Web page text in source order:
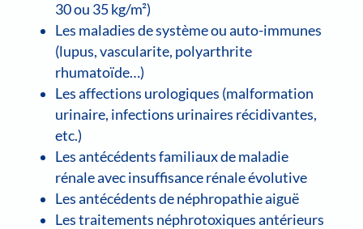
30 ou 35 kg/m²)
Les maladies de système ou auto-immunes
(lupus, vascularite, polyarthrite
rhumatoïde…)
Les affections urologiques (malformation
urinaire, infections urinaires récidivantes,
etc.)
Les antécédents familiaux de maladie
rénale avec insuffisance rénale évolutive
Les antécédents de néphropathie aiguë
Les traitements néphrotoxiques antérieurs